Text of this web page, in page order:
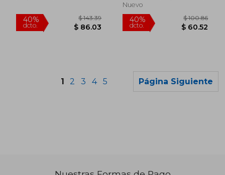
Nuevo
1 2 3 4 5 Página Siguiente